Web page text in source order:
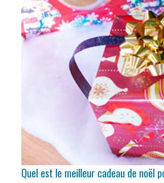
Quel est le meilleur cadeau de noël